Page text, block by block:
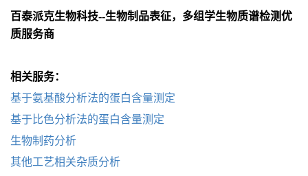
百泰派克生物科技--生物制品表征，多组学生物质谱检测优
质服务商
相关服务：
基于氨基酸分析法的蛋白含量测定
基于比色分析法的蛋白含量测定
生物制药分析
其他工艺相关杂质分析